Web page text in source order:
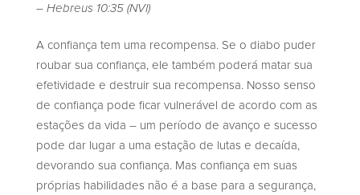
– Hebreus 10:35 (NVI)
A confiança tem uma recompensa. Se o diabo puder
roubar sua confiança, ele também poderá matar sua
efetividade e destruir sua recompensa. Nosso senso
de confiança pode ficar vulnerável de acordo com as
estações da vida – um período de avanço e sucesso
pode dar lugar a uma estação de lutas e decaída,
devorando sua confiança. Mas confiança em suas
próprias habilidades não é a base para a segurança,